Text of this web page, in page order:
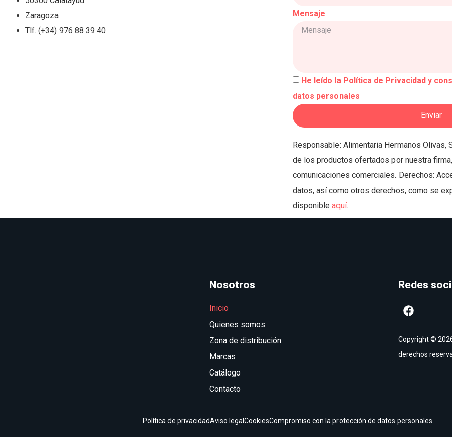
Zaragoza
Tlf. (+34) 976 88 39 40
Mensaje
He leído la Política de Privacidad y
datos personales
Enviar
Responsable: Alimentaria Hermanos Olivas,
de los productos ofertados por nuestra
comunicaciones comerciales. Derechos:
datos, así como otros derechos, como se
disponible aquí.
Nosotros
Inicio
Quienes somos
Zona de distribución
Marcas
Catálogo
Contacto
Redes
Copyright ©
derechos
Política de privacidadAviso legal CookiesCompromiso con la protección de datos personales